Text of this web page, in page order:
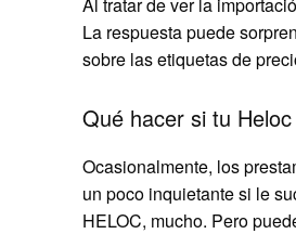
La respuesta puede
sobre las etiquetas de
Qué hacer si tu
Ocasionalmente, los
un poco inquietante si le
HELOC, mucho. Pero